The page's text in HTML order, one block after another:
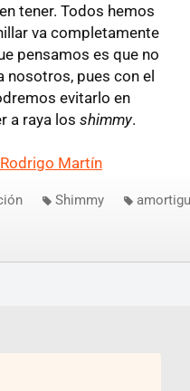
tener. Todos hemos
va completamente
pensamos es que no
nosotros, pues con el
evitarlo en
a raya los shimmy.
Martín
Shimmy